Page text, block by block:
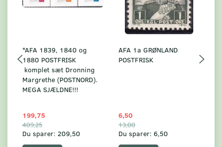
*AFA 1839, 1840 og
1880 POSTFRISK
komplet sæt Dronning
Margrethe (POSTNORD).
MEGA SJÆLDNE!!!
199,75
409,25
Du sparer: 209,50
AFA 1a GRØNLAND
POSTFRISK
6,50
13,00
Du sparer: 6,50